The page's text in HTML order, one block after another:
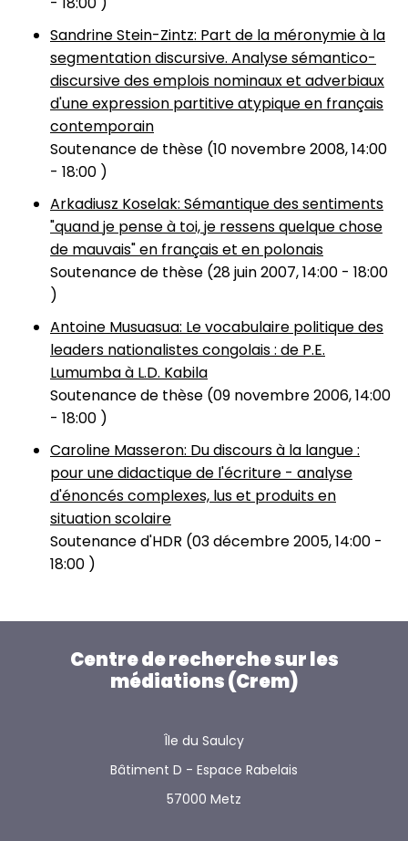
Sandrine Stein-Zintz: Part de la méronymie à la
segmentation discursive. Analyse sémantico-
discursive des emplois nominaux et adverbiaux
d'une expression partitive atypique en français
contemporain
Soutenance de thèse (10 novembre 2008, 14:00
- 18:00 )
Arkadiusz Koselak: Sémantique des sentiments
"quand je pense à toi, je ressens quelque chose
de mauvais" en français et en polonais
Soutenance de thèse (28 juin 2007, 14:00 - 18:00
)
Antoine Musuasua: Le vocabulaire politique des
leaders nationalistes congolais : de P.E.
Lumumba à L.D. Kabila
Soutenance de thèse (09 novembre 2006, 14:00
- 18:00 )
Caroline Masseron: Du discours à la langue :
pour une didactique de l'écriture - analyse
d'énoncés complexes, lus et produits en
situation scolaire
Soutenance d'HDR (03 décembre 2005, 14:00 -
18:00 )
Centre de recherche sur les
médiations (Crem)
Île du Saulcy
Bâtiment D - Espace Rabelais
57000 Metz